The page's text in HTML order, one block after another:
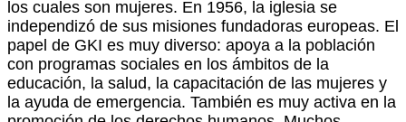
los cuales son mujeres. En 1956, la iglesia se
independizó de sus misiones fundadoras europeas. El
papel de GKI es muy diverso: apoya a la población
con programas sociales en los ámbitos de la
educación, la salud, la capacitación de las mujeres y
la ayuda de emergencia. También es muy activa en la